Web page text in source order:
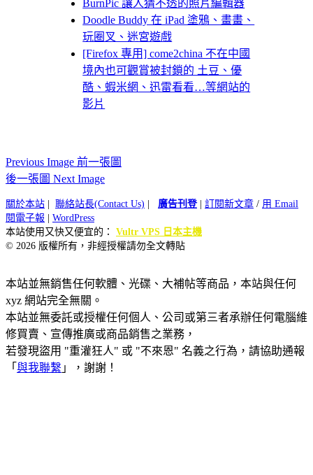
BurnPic 讓人猜不透的照片編輯器
Doodle Buddy 在 iPad 塗鴉、畫畫、
玩圈叉、迷宮遊戲
[Firefox 專用] come2china 不在中國
境內也可觀賞被封鎖的 土豆、優
酷、蝦米網、迅雷看看…等網站的
影片
Previous Image 前一張圖
後一張圖 Next Image
關於本站 聯絡站長(Contact Us) 廣告刊登| 訂閱新文章 / 用 Email
閱電子報
WordPress
本站使用又快又便宜的： Vultr VPS 日本主機
© 2026 版權所有，非經授權請勿全文轉貼
本站並無銷售任何軟體、光碟、大補帖等商品，本站與任何
xyz 網站完全無關。
本站並無委託或授權任何個人、公司或第三者承辦任何電腦維
修買賣、宣傳推廣或商品銷售之業務，
若發現盜用 "重灌狂人" 或 "不來恩" 名義之行為，請協助通報
「 與我聯繫 」，謝謝！